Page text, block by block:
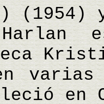
(1954)
en